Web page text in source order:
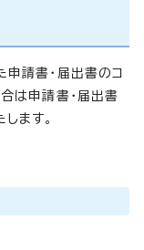
請書・届出書のコ
は申請書・届出書
ます。